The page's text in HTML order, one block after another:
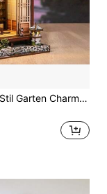
Japanischer Stil Garten Charme Mini Haus Puppenhaus BOOK NOOK Buchstütze Holz DIY Montage Modell Heimdekoration Sammlerstück Ornament Feiertagsgeschenk